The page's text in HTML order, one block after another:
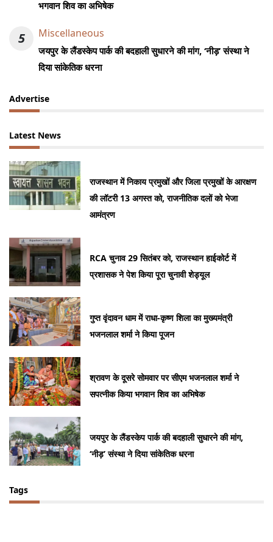
भगवान शिव का अभिषेक
5 Miscellaneous
जयपुर के लैंडस्केप पार्क की बदहाली सुधारने की मांग, ‘नीड़’ संस्था ने
दिया सांकेतिक धरना
Advertise
Latest News
राजस्थान में निकाय प्रमुखों और जिला प्रमुखों के आरक्षण
की लॉटरी 13 अगस्त को, राजनीतिक दलों को भेजा
आमंत्रण
RCA चुनाव 29 सितंबर को, राजस्थान हाईकोर्ट में
प्रशासक ने पेश किया पूरा चुनावी शेड्यूल
गुप्त वृंदावन धाम में राधा-कृष्ण शिला का मुख्यमंत्री
भजनलाल शर्मा ने किया पूजन
श्रावण के दूसरे सोमवार पर सीएम भजनलाल शर्मा ने
सपत्नीक किया भगवान शिव का अभिषेक
जयपुर के लैंडस्केप पार्क की बदहाली सुधारने की मांग,
‘नीड़’ संस्था ने दिया सांकेतिक धरना
Tags